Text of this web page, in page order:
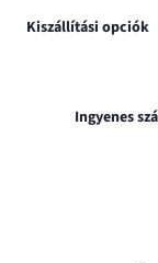
Kiszállítási opciók
Ingyenes